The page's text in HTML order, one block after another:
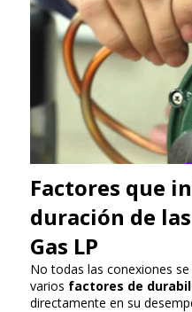
Factores que
duración de
Gas LP
No todas las conexiones
varios factores de
directamente en su